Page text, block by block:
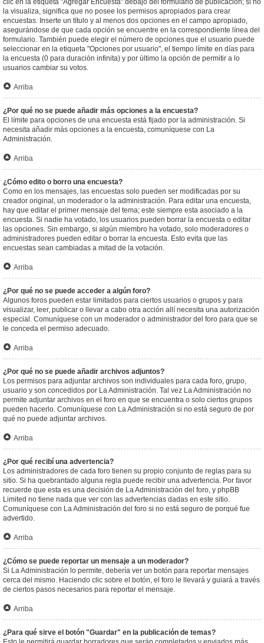
clic en la etiqueta "Agregar Encuesta" debajo del formulario de publicación; si no
la visualiza, significa que no posee los permisos apropiados para crear
encuestas. Inserte un título y al menos dos opciones en el campo apropiado,
asegurándose de que cada opción se encuentre en la correspondiente línea del
formulario. También puede elegir el número de opciones que el usuario puede
seleccionar en la etiqueta "Opciones por usuario", el tiempo límite en días para
la encuesta (0 para duración infinita) y por último la opción de permitir a lo
usuarios cambiar su votos.
Arriba
¿Por qué no se puede añadir más opciones a la encuesta?
El límite para opciones de una encuesta está fijado por la administración. Si
necesita añadir más opciones a la encuesta, comuníquese con La
Administración.
Arriba
¿Cómo edito o borro una encuesta?
Como en los mensajes, las encuestas solo pueden ser modificadas por su
creador original, un moderador o la administración. Para editar una encuesta,
hay que editar el primer mensaje del tema; este siempre esta asociado a la
encuesta. Si nadie ha votado, los usuarios pueden borrar la encuesta o editar
las opciones. Sin embargo, si algún miembro ha votado, solo moderadores o
administradores pueden editar o borrar la encuesta. Esto evita que las
encuestas sean cambiadas a mitad de la votación.
Arriba
¿Por qué no se puede acceder a algún foro?
Algunos foros pueden estar limitados para ciertos usuarios o grupos y para
visualizar, leer, publicar o llevar a cabo otra acción allí necesita una autorización
especial. Comuníquese con un moderador o administrador del foro para que se
le conceda el permiso adecuado.
Arriba
¿Por qué no se puede añadir archivos adjuntos?
Los permisos para adjuntar archivos son individuales para cada foro, grupo,
usuario y son concedidos por La Administración. Tal vez La Administración no
permite adjuntar archivos en el foro en que se encuentra o solo ciertos grupos
pueden hacerlo. Comuníquese con La Administración si no está seguro de por
qué no puede adjuntar archivos.
Arriba
¿Por qué recibí una advertencia?
Los administradores de cada foro tienen su propio conjunto de reglas para su
sitio. Si ha quebrantado alguna regla puede recibir una advertencia. Por favor
recuerde que esta es una decisión de La Administración del foro, y phpBB
Limited no tiene nada que ver con las advertencias dadas en este sitio.
Comuníquese con La Administración del foro si no está seguro de porqué fue
advertido.
Arriba
¿Cómo se puede reportar un mensaje a un moderador?
Si La Administración lo permite, debería ver un botón para reportar mensajes
cerca del mismo. Haciendo clic sobre el botón, el foro le llevará y guiará a través
de ciertos pasos necesarios para reportar el mensaje.
Arriba
¿Para qué sirve el botón "Guardar" en la publicación de temas?